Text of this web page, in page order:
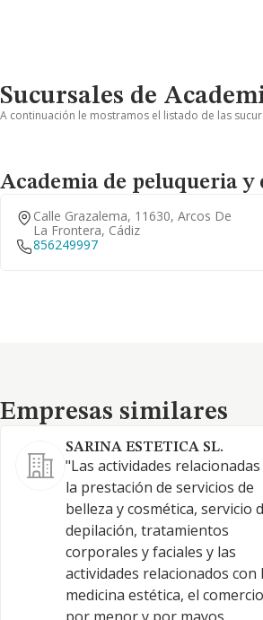
Sucursales de
A continuación le mostramos el listado de las
Academia de peluqueria y
Calle Grazalema, 11630, Arcos De
La Frontera, Cádiz
856249997
Empresas similares
Empresas similares
SARINA ESTETICA SL.
"Las actividades
la prestación de servicios de
belleza y cosmética, servicio
depilación, tratamientos
corporales y faciales y las
actividades relacionados con
medicina estética, el